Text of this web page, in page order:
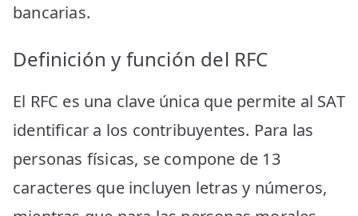
bancarias.
Definición y función del RFC
El RFC es una clave única que permite al SAT
identificar a los contribuyentes. Para las
personas físicas, se compone de 13
caracteres que incluyen letras y números,